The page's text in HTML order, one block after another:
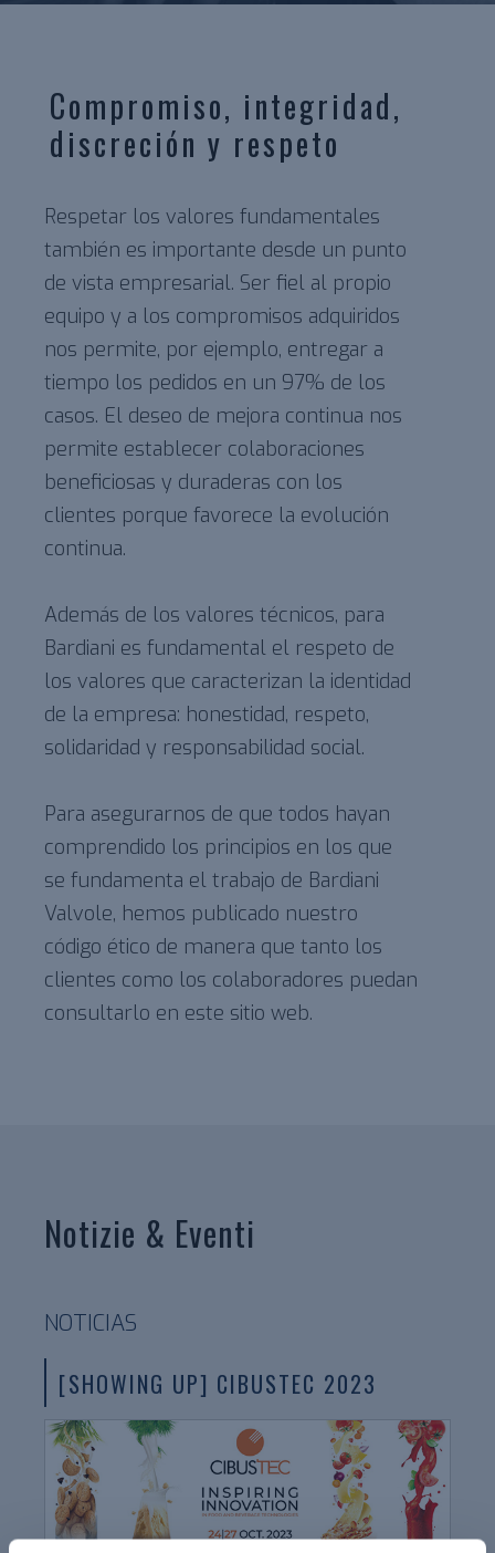
Compromiso, integridad,
discreción y respeto
Respetar los valores fundamentales
también es importante desde un punto
de vista empresarial. Ser fiel al propio
equipo y a los compromisos adquiridos
nos permite, por ejemplo, entregar a
tiempo los pedidos en un 97% de los
casos. El deseo de mejora continua nos
permite establecer colaboraciones
beneficiosas y duraderas con los
clientes porque favorece la evolución
continua.
Además de los valores técnicos, para
Bardiani es fundamental el respeto de
los valores que caracterizan la identidad
de la empresa: honestidad, respeto,
solidaridad y responsabilidad social.
Para asegurarnos de que todos hayan
comprendido los principios en los que
se fundamenta el trabajo de Bardiani
Valvole, hemos publicado nuestro
código ético de manera que tanto los
clientes como los colaboradores puedan
consultarlo en este sitio web.
Notizie & Eventi
NOTICIAS
[SHOWING UP] CIBUSTEC 2023